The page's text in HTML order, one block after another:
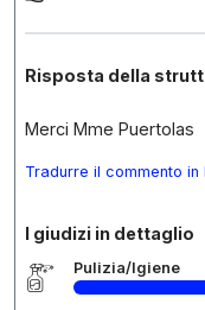
Risposta della
Merci Mme Puertolas
Tradurre il commento in
I giudizi in dettaglio
Pulizia/Igiene